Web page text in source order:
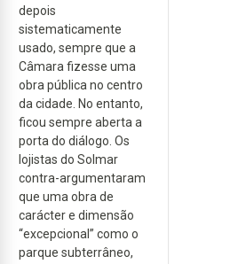
depois
sistematicamente
usado, sempre que a
Câmara fizesse uma
obra pública no centro
da cidade. No entanto,
ficou sempre aberta a
porta do diálogo. Os
lojistas do Solmar
contra-argumentaram
que uma obra de
carácter e dimensão
“excepcional” como o
parque subterrâneo,